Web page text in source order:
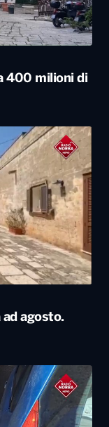
400 milioni di
agosto.